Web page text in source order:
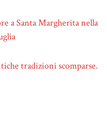
a Santa Margherita nella
tradizioni scomparse.